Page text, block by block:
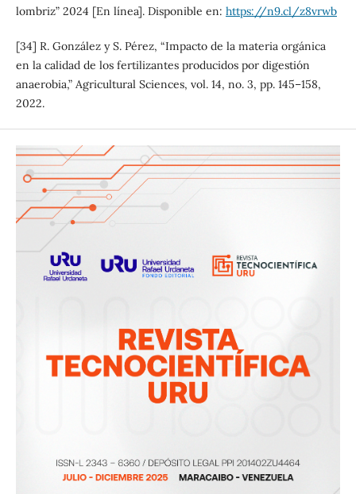
lombriz” 2024 [En línea]. Disponible en: https://n9.cl/z8vrwb
[34] R. González y S. Pérez, “Impacto de la materia orgánica
en la calidad de los fertilizantes producidos por digestión
anaerobia,” Agricultural Sciences, vol. 14, no. 3, pp. 145–158,
2022.